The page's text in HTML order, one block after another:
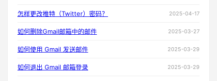
怎样更改推特（Twitter）密码？ 2025-04-17
如何删除Gmail邮箱中的邮件 2025-03-27
如何使用 Gmail 发送邮件 2025-03-29
如何退出 Gmail 邮箱登录 2025-03-29